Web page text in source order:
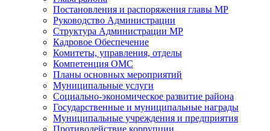
Постановления и распоряжения главы МР
Руководство Администрации
Структура Администрации МР
Кадровое Обеспечение
Комитеты, управления, отделы
Компетенция ОМС
Планы основных мероприятий
Муниципальные услуги
Социально-экономическое развитие района
Государственные и муниципальные награды
Муниципальные учреждения и предприятия
Противодействие коррупции